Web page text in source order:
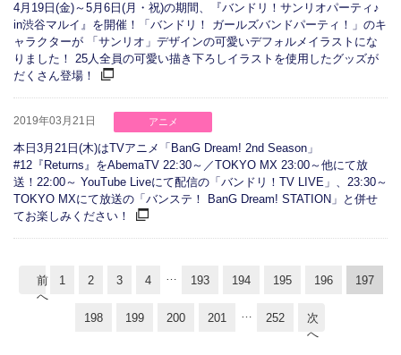
4月19日(金)～5月6日(月・祝)の期間、『バンドリ！サンリオパーティ♪
in渋谷マルイ』を開催！「バンドリ！ ガールズバンドパーティ！」のキ
ャラクターが 「サンリオ」デザインの可愛いデフォルメイラストにな
りました！ 25人全員の可愛い描き下ろしイラストを使用したグッズが
だくさん登場！
2019年03月21日 アニメ
本日3月21日(木)はTVアニメ「BanG Dream! 2nd Season」
#12『Returns』をAbemaTV 22:30～／TOKYO MX 23:00～他にて放
送！22:00～ YouTube Liveにて配信の「バンドリ！TV LIVE」、23:30～
TOKYO MXにて放送の「バンステ！ BanG Dream! STATION」と併せ
てお楽しみください！
前
へ
1 2 3 4 … 193 194 195 196 197
198 199 200 201 … 252
次
へ